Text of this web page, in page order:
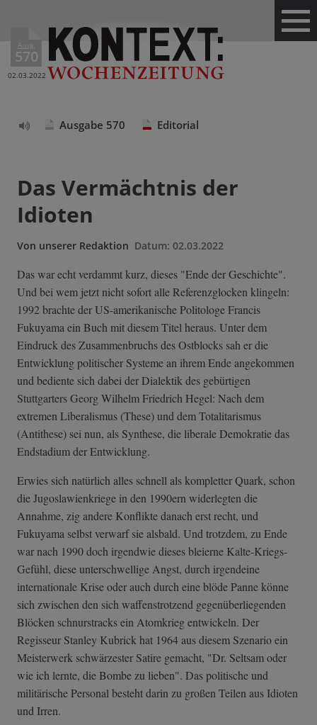
Ausg.
570
02.03.2022
Ausgabe 570 Editorial
Das Vermächtnis der
Idioten
Von unserer Redaktion Datum: 02.03.2022
Das war echt verdammt kurz, dieses "Ende der Geschichte".
Und bei wem jetzt nicht sofort alle Referenzglocken klingeln:
1992 brachte der US-amerikanische Politologe Francis
Fukuyama ein Buch mit diesem Titel heraus. Unter dem
Eindruck des Zusammenbruchs des Ostblocks sah er die
Entwicklung politischer Systeme an ihrem Ende angekommen
und bediente sich dabei der Dialektik des gebürtigen
Stuttgarters Georg Wilhelm Friedrich Hegel: Nach dem
extremen Liberalismus (These) und dem Totalitarismus
(Antithese) sei nun, als Synthese, die liberale Demokratie das
Endstadium der Entwicklung.
Erwies sich natürlich alles schnell als kompletter Quark, schon
die Jugoslawienkriege in den 1990ern widerlegten die
Annahme, zig andere Konflikte danach erst recht, und
Fukuyama selbst verwarf sie alsbald. Und trotzdem, zu Ende
war nach 1990 doch irgendwie dieses bleierne Kalte-Kriegs-
Gefühl, diese unterschwellige Angst, durch irgendeine
internationale Krise oder auch durch eine blöde Panne könne
sich zwischen den sich waffenstrotzend gegenüberliegenden
Blöcken schnurstracks ein Atomkrieg entwickeln. Der
Regisseur Stanley Kubrick hat 1964 aus diesem Szenario ein
Meisterwerk schwärzester Satire gemacht, "Dr. Seltsam oder
wie ich lernte, die Bombe zu lieben". Das politische und
militärische Personal besteht darin zu großen Teilen aus Idioten
und Irren.